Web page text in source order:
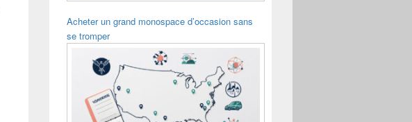
Acheter un grand monospace d’occasion sans
se tromper